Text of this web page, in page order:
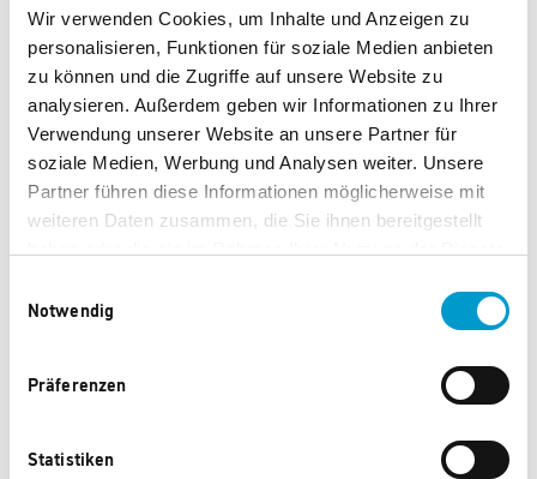
Wir verwenden Cookies, um Inhalte und Anzeigen zu
personalisieren, Funktionen für soziale Medien anbieten
zu können und die Zugriffe auf unsere Website zu
analysieren. Außerdem geben wir Informationen zu Ihrer
Verwendung unserer Website an unsere Partner für
soziale Medien, Werbung und Analysen weiter. Unsere
Partner führen diese Informationen möglicherweise mit
weiteren Daten zusammen, die Sie ihnen bereitgestellt
Notwendig
Präferenzen
Statistiken
Anleitung
Zusätzlich werdennur haushaltsübliche Materialien
benötigt (z.B. Herd, Kochtopf, Löffel, etc.).
Diese Produkte könnten Ihnen auch